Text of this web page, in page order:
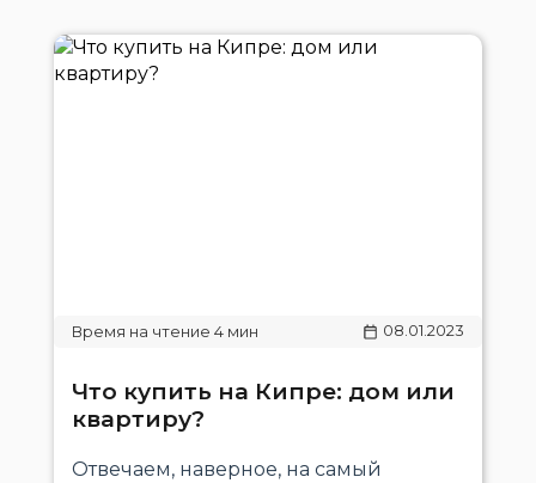
08.01.2023
Что купить на Кипре: дом или
квартиру?
Отвечаем, наверное, на самый